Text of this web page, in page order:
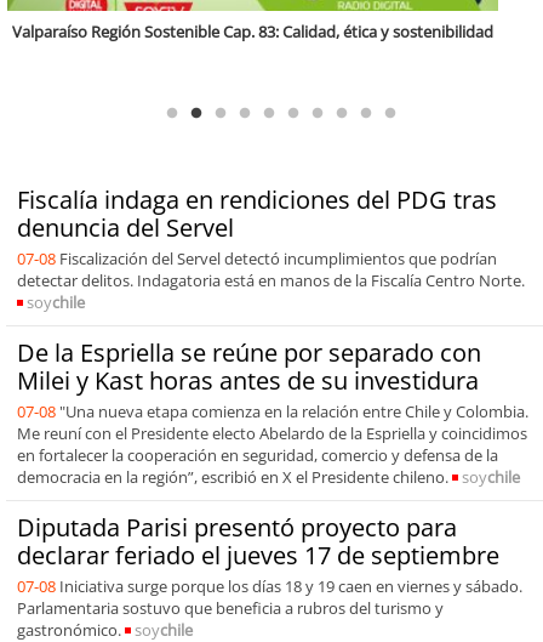
Fiscalía indaga en rendiciones del PDG tras
denuncia del Servel
07-08 Fiscalización del Servel detectó incumplimientos que podrían
detectar delitos. Indagatoria está en manos de la Fiscalía Centro Norte.
soychile
De la Espriella se reúne por separado con
Milei y Kast horas antes de su investidura
07-08 "Una nueva etapa comienza en la relación entre Chile y Colombia.
Me reuní con el Presidente electo Abelardo de la Espriella y coincidimos
en fortalecer la cooperación en seguridad, comercio y defensa de la
democracia en la región”, escribió en X el Presidente chileno.
soychile
Diputada Parisi presentó proyecto para
declarar feriado el jueves 17 de septiembre
07-08 Iniciativa surge porque los días 18 y 19 caen en viernes y sábado.
Parlamentaria sostuvo que beneficia a rubros del turismo y
gastronómico.
soychile